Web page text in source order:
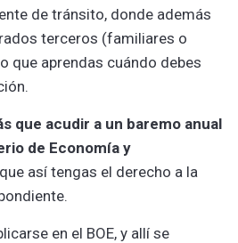
de tránsito, donde además
terceros (familiares o
que aprendas cuándo debes
que acudir a un baremo anual
de Economía y
así tengas el derecho a la
en el BOE, y allí se